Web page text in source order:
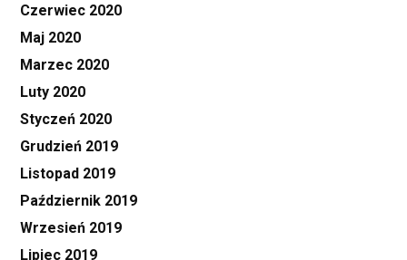
Czerwiec 2020
Maj 2020
Marzec 2020
Luty 2020
Styczeń 2020
Grudzień 2019
Listopad 2019
Październik 2019
Wrzesień 2019
Lipiec 2019